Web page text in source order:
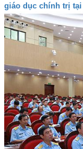
giáo dục chính trị tại